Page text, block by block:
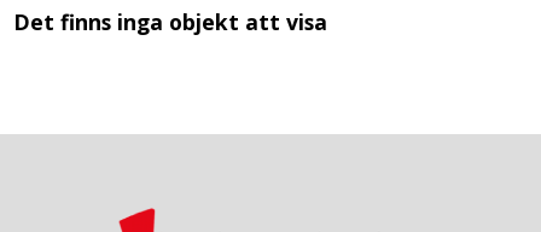
Det finns inga objekt att visa